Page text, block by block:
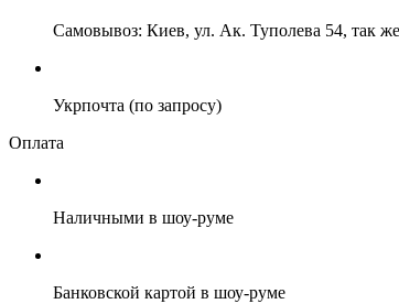
Самовывоз: Киев, ул. Ак. Туполева 54, так
Укрпочта (по запросу)
Оплата
Наличными в шоу-руме
Банковской картой в шоу-руме